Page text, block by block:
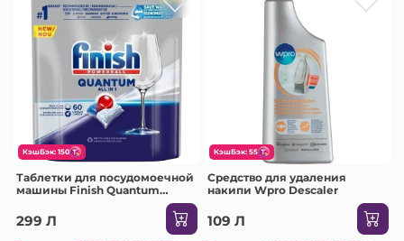
КэшБэк: 150
Таблетки для посудомоечной
машины Finish Quantum
299 Л
КэшБэк: 55
Средство для удаления
накипи Wpro Descaler
109 Л